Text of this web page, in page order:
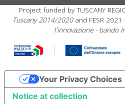
Project funded by TUSCANY
Tuscany 2014/2020and FESR 2021
l'innovazione - bando
Notice at collection
Your Privacy Choices